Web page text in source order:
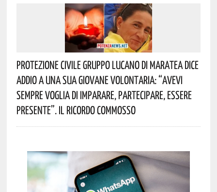
Protezione Civile Gruppo Lucano Di Maratea Dice
Addio A Una Sua Giovane Volontaria: “avevi
Sempre Voglia Di Imparare, Partecipare, Essere
Presente”. Il Ricordo Commosso